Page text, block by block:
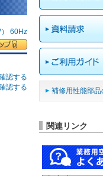
60Hz
認する
認する
補修用性能部品
関連リンク